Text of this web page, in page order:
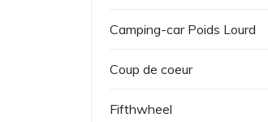
Camping-car Poids Lourd
Coup de coeur
Fifthwheel